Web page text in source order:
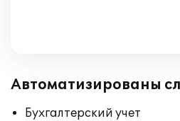
Автоматизированы
Бухгалтерский учет